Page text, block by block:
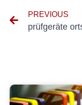
PREVIOUS